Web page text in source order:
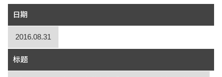
日期
2016.08.31
标题